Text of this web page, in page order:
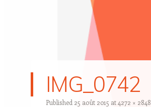
IMG_0742
Published 25 août 2015 at4272 × 2848